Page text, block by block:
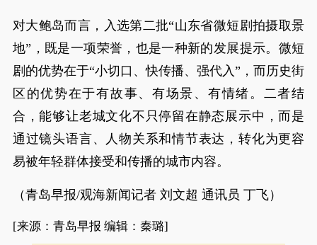
对大鲍岛而言，入选第二批“山东省微短剧拍摄取景
地”，既是一项荣誉，也是一种新的发展提示。微短
剧的优势在于“小切口、快传播、强代入”，而历史街
区的优势在于有故事、有场景、有情绪。二者结
合，能够让老城文化不只停留在静态展示中，而是
通过镜头语言、人物关系和情节表达，转化为更容
易被年轻群体接受和传播的城市内容。
（青岛早报/观海新闻记者 刘文超 通讯员 丁飞）
[来源：青岛早报 编辑：秦璐]